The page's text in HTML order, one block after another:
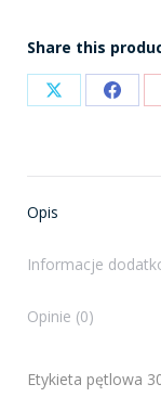
Share this
Share Share
Opis
Informacje
Opinie (0)
Etykieta pętlowa